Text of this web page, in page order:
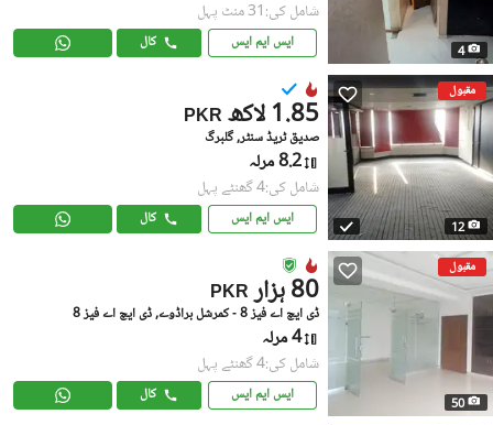
4
شامل کی:31 منٹ پہل
ایس ایم ایس کال
مقبول
12
PKR 1.85 لاکھ
صدیق ٹریڈ سنٹر, گلبرگ
8.2 مرلہ
شامل کی:4 گھنٹے پہل
ایس ایم ایس کال
مقبول
50
PKR 80 ہزار
ڈی ایچ اے فیز 8 - کمرشل براڈوے, ڈی ایچ اے فیز 8
4 مرلہ
شامل کی:4 گھنٹے پہل
ایس ایم ایس کال